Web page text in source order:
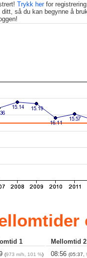
Trykk herfor
ditt, så du kan begynne å
1
Mellomtid 2
(973 m/h, 101 %) 08:56 (05:37,